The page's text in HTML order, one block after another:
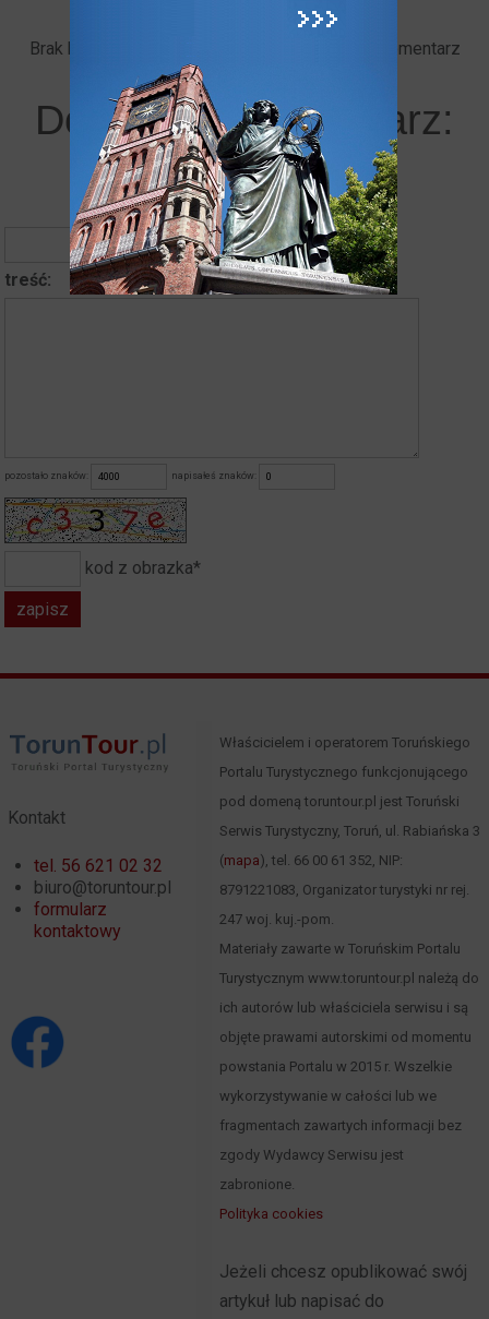
Brak komentarzy. Bądź pierwszy - dodaj swój komentarz
Dodaj swój komentarz:
autor komentarza
treść:
pozostało znaków: napisałeś znaków:
kod z obrazka*
Kontakt
tel. 56 621 02 32
biuro@toruntour.pl
formularz
kontaktowy
Właścicielem i operatorem Toruńskiego
Portalu Turystycznego funkcjonującego
pod domeną toruntour.pl jest Toruński
Serwis Turystyczny, Toruń, ul. Rabiańska 3
(mapa), tel. 66 00 61 352, NIP:
8791221083, Organizator turystyki nr rej.
247 woj. kuj.-pom.
Materiały zawarte w Toruńskim Portalu
Turystycznym www.toruntour.pl należą do
ich autorów lub właściciela serwisu i są
objęte prawami autorskimi od momentu
powstania Portalu w 2015 r. Wszelkie
wykorzystywanie w całości lub we
fragmentach zawartych informacji bez
zgody Wydawcy Serwisu jest
zabronione.
Polityka cookies
Jeżeli chcesz opublikować swój
artykuł lub napisać do